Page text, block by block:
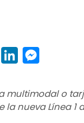
Copy
LinkedIn
multimodal o
la nueva Línea 1